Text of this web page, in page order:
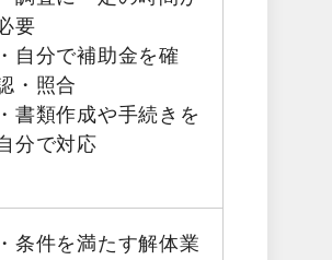
要
・自分で補助金を確
・照合
・書類作成や手続きを
分で対応
・条件を満たす解体業